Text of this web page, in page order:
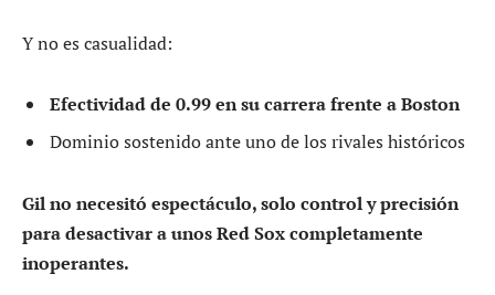
Y no es casualidad:
Efectividad de 0.99 en su carrera frente a Boston
Dominio sostenido ante uno de los rivales históricos
Gil no necesitó espectáculo, solo control y precisión
para desactivar a unos Red Sox completamente
inoperantes.